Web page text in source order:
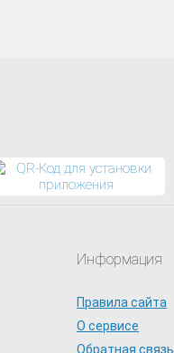
Информация
Правила сайта
О сервисе
Обратная связь